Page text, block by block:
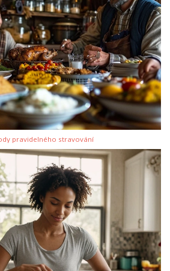
pravidelného stravování